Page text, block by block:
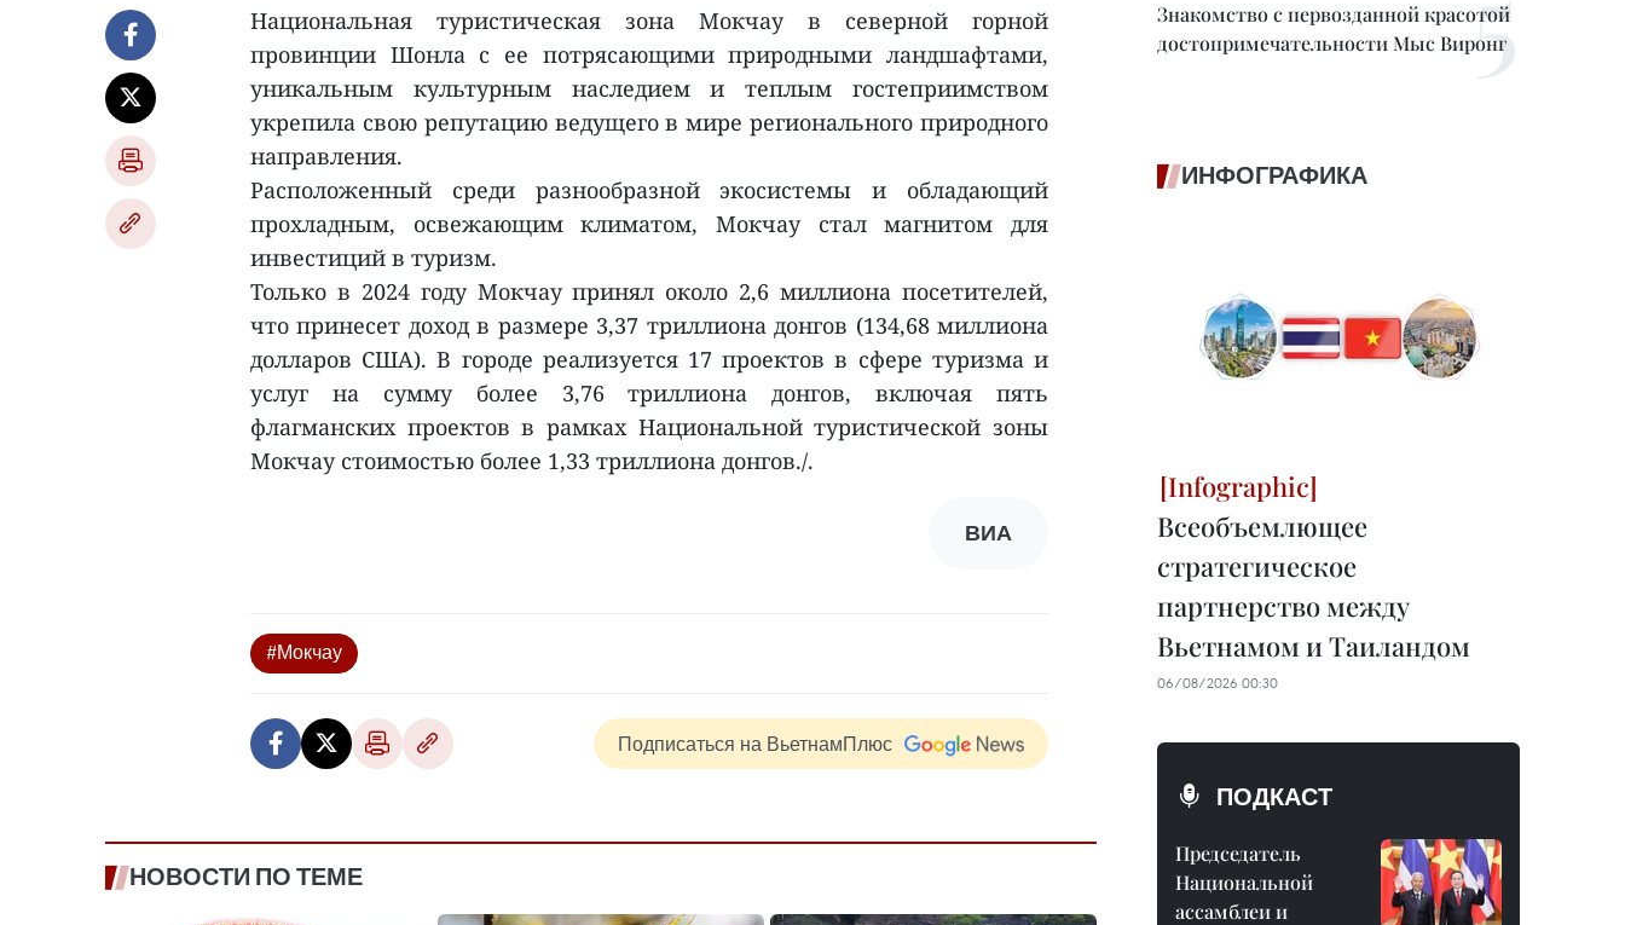
Национальная туристическая зона Мокчау в северной горной
провинции Шонла с ее потрясающими природными ландшафтами,
уникальным культурным наследием и теплым гостеприимством
укрепила свою репутацию ведущего в мире регионального природного
направления.
Расположенный среди разнообразной экосистемы и обладающий
прохладным, освежающим климатом, Мокчау стал магнитом для
инвестиций в туризм.
Только в 2024 году Мокчау принял около 2,6 миллиона посетителей,
что принесет доход в размере 3,37 триллиона донгов (134,68 миллиона
долларов США). В городе реализуется 17 проектов в сфере туризма и
услуг на сумму более 3,76 триллиона донгов, включая пять
флагманских проектов в рамках Национальной туристической зоны
Мокчау стоимостью более 1,33 триллиона донгов./.
ВИА
#Мокчау
Подписаться на ВьетнамПлюс
НОВОСТИ ПО ТЕМЕ
Знакомство с первозданной красотой
достопримечательности Мыс Виронг
ИНФОГРАФИКА
Всеобъемлющее
стратегическое
партнерство между
Вьетнамом и Таиландом
06/08/2026 00:30
ПОДКАСТ
Председатель
Национальной
ассамблеи и